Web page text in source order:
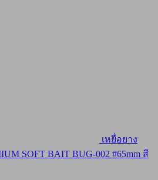
เหยื่อยาง
SOFT BAIT BUG-002 #65mm สี